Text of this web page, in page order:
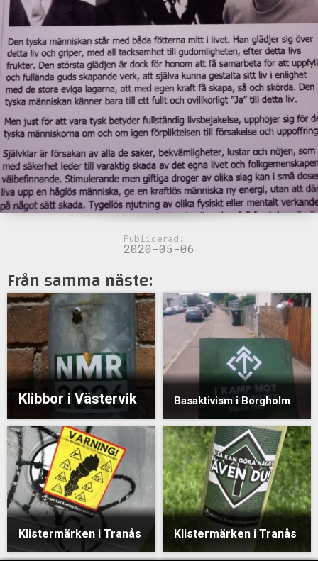
Publicerad:
2020-05-06
Från samma näste:
Klibbor i Västervik Basaktivism i Borgholm
Klistermärken i Tranås Klistermärken i Tranås